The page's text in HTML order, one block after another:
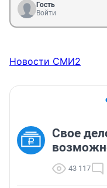
Гость
Войти
Новости СМИ2
Свое
43 117